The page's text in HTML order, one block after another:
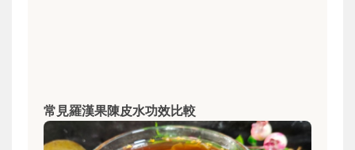
常見羅漢果陳皮水功效比較